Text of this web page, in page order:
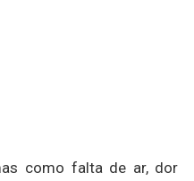
como falta de ar, dor